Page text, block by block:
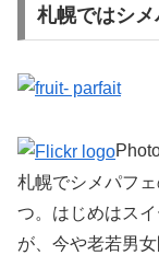
札幌ではシメ
札幌でシメパフ
つ。はじめはス
が、今や老若男女